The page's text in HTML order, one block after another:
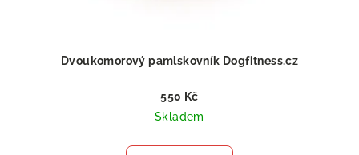
Dvoukomorový pamlskovník Dogfitness.cz
550 Kč
Skladem